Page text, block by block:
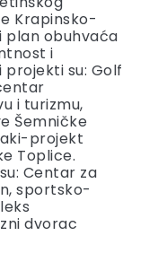
Krapinsko-
plan obuhvaća
i
projekti su: Golf
i turizmu,
Šemničke
projekt
Toplice.
Centar za
sportsko-
dvorac